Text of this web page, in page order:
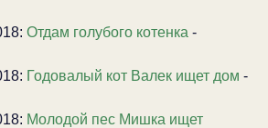
Отдам голубого котенка -
Годовалый кот Валек ищет дом -
Молодой пес Мишка ищет